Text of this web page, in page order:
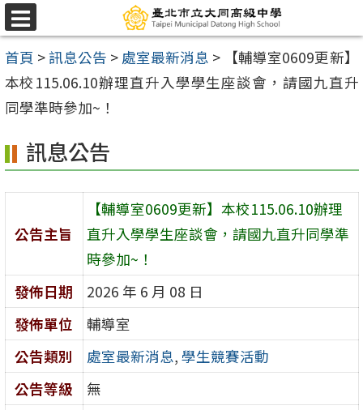
跳
至
主
要
內
區
選
單
首頁 >訊息公告 > 處室最新消息 >
【輔導室0609更新】
本校115.06.10辦理直升入學學生座談會，請國九直升
同學準時參加~！
訊息公告
公告主旨
【輔導室0609更新】本校115.06.10辦理
直升入學學生座談會，請國九直升同學準
時參加~！
發佈日期
2026 年 6 月 08 日
發佈單位
輔導室
公告類別
處室最新消息, 學生競賽活動
公告等級
無